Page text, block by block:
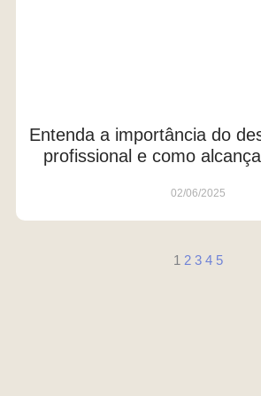
Entenda a importância do
profissional e como
02/06/2025
1 2 3 4 5